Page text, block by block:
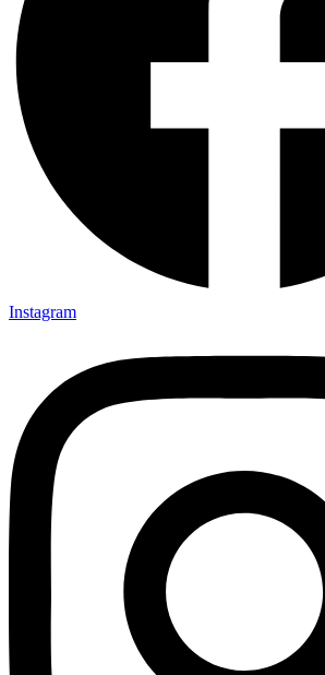
Instagram